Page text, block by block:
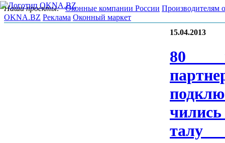
Наши проекты:Оконные компании России Производителям
OKNA.BZ Реклама Оконный маркет
15.04.2013
80